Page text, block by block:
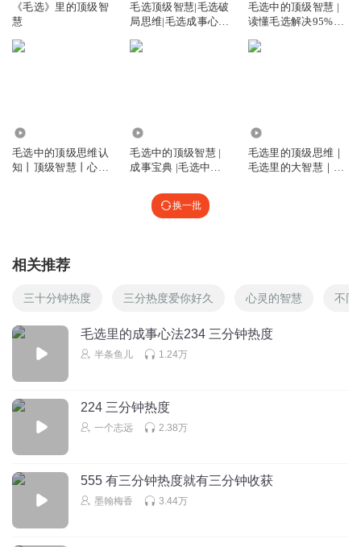
《毛选》里的顶级智
慧
毛选顶级智慧|毛选破
局思维|毛选成事心
毛选中的顶级智慧 |
读懂毛选解决95%的
毛选中的顶级思维认
知丨顶级智慧丨心理
毛选中的顶级智慧 |
成事宝典 |毛选中的
毛选里的顶级思维｜
毛选里的大智慧｜成
换一批
相关推荐
三十分钟热度 三分热度爱你好久 心灵的智慧 不同
毛选里的成事心法234 三分钟热度
半条鱼儿 1.24万
224 三分钟热度
一个志远 2.38万
555 有三分钟热度就有三分钟收获
墨翰梅香 3.44万